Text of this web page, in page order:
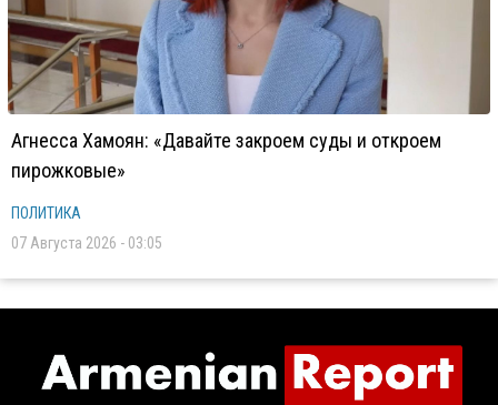
Агнесса Хамоян: «Давайте закроем суды и откроем
пирожковые»
ПОЛИТИКА
07 Августа 2026 - 03:05